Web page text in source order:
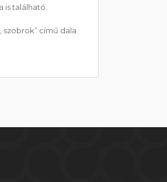
is található.
szobrok” című dala